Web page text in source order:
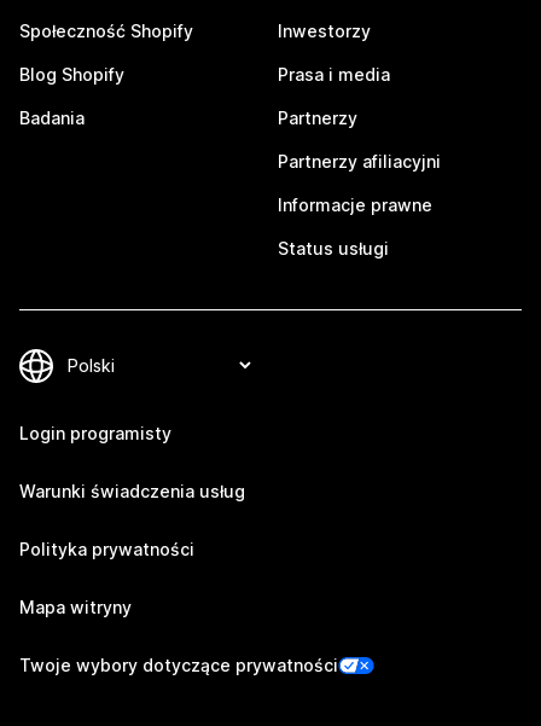
Społeczność Shopify
Blog Shopify
Badania
Inwestorzy
Prasa i media
Partnerzy
Partnerzy afiliacyjni
Informacje prawne
Status usługi
Login programisty
Warunki świadczenia usług
Polityka prywatności
Mapa witryny
Twoje wybory dotyczące prywatności